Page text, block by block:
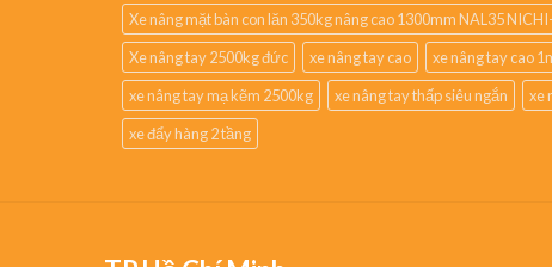
Xe nâng mặt bàn con lăn 350kg nâng cao 1300mm NAL35
Xe nâng tay 2500kg đức
xe nâng tay cao xe nâng tay cao
xe nâng tay mạ kẽm 2500kg
xe nâng tay thấp siêu ngắn xe
xe đẩy hàng 2 tầng